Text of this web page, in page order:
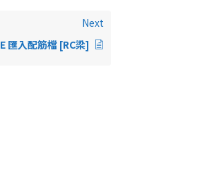
Next
E 匯入配筋檔 [RC梁]